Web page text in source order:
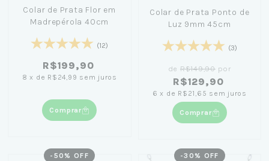
Colar de Prata Flor em
Madrepérola 40cm
(12)
R$199,90
8 x de R$24,99 sem juros
Comprar
Colar de Prata Ponto de
Luz 9mm 45cm
(3)
de R$149,90por
R$129,90
6 x de R$21,65 sem juros
Comprar
- 50 % OFF -30 % OFF